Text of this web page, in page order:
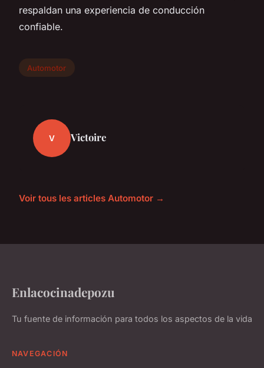
respaldan una experiencia de conducción
confiable.
Automotor
V Victoire
Voir tous les articles Automotor →
Enlacocinadepozu
Tu fuente de información para todos los aspectos de la vida
NAVEGACIÓN